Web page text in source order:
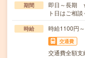
期間
即日～長期
ト日はご相談
時給 時給1100円
交通費
交通費全額支